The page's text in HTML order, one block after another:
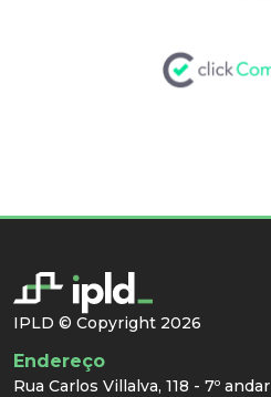
IPLD © Copyright 2026
Endereço
Rua Carlos Villalva, 118 - 7º andar